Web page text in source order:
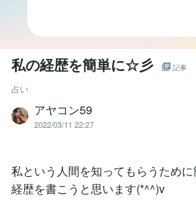
私の経歴を簡単に☆彡 記事
占い
アヤコン59
2022/03/11 22:27
私という人間を知ってもらうため
経歴を書こうと思います(*^^)v